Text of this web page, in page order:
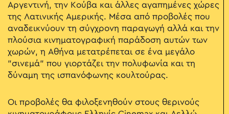
Αργεντινή, την Κούβα και άλλες αγαπημένες χώρες
της Λατινικής Αμερικής. Μέσα από προβολές που
αναδεικνύουν τη σύγχρονη παραγωγή αλλά και την
πλούσια κινηματογραφική παράδοση αυτών των
χωρών, η Αθήνα μετατρέπεται σε ένα μεγάλο
"σινεμά" που γιορτάζει την πολυφωνία και τη
δύναμη της ισπανόφωνης κουλτούρας.
Οι προβολές θα φιλοξενηθούν στους θερινούς